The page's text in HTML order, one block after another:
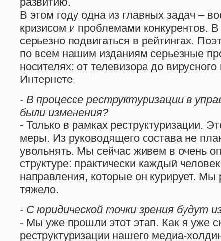
В этом году одна из главных задач –
кризисом и проблемами конкурентов.
серьезно подвигаться в рейтингах.
по всем нашим изданиям серьезные
носителях: от телевизора до вирусного
Интернете.
- В процессе реструктуризации в
были изменения?
- Только в рамках реструктуризации.
меры. Из руководящего состава не
увольнять. Мы сейчас живем в очень
структуре: практически каждый
направления, которые он курирует. Мы
тяжело.
- С юридической точки зрения будут
- Мы уже прошли этот этап. Как я уже
реструктуризации нашего медиа-